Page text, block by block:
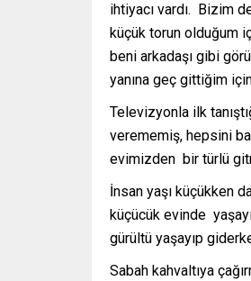
ihtiyacı vardı. Bizim
küçük torun olduğum
beni arkadaşı gibi
yanına geç gittiğim
Televizyonla ilk
verememiş, hepsini
evimizden bir türlü
İnsan yaşı küçükken
küçücük evinde
gürültü yaşayıp
Sabah kahvaltıya